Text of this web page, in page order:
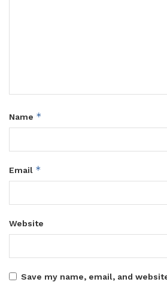
Name *
Email *
Website
Save my name, email, and